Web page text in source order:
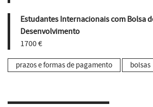
Estudantes Internacionais com Bolsa
Desenvolvimento
1700 €
prazos e formas de pagamento bolsas